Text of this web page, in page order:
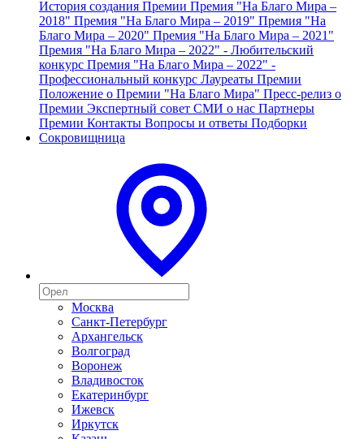
История создания Премии Премия "На Благо Мира –
2018" Премия "На Благо Мира – 2019" Премия "На
Благо Мира – 2020" Премия "На Благо Мира – 2021"
Премия "На Благо Мира – 2022" - Любительский
конкурс Премия "На Благо Мира – 2022" -
Профессиональный конкурс Лауреаты Премии
Положение о Премии "На Благо Мира" Пресс-релиз о
Премии Экспертный совет СМИ о нас Партнеры
Премии Контакты Вопросы и ответы Подборки
Сокровищница
Москва
Санкт-Петербург
Архангельск
Волгоград
Воронеж
Владивосток
Екатеринбург
Ижевск
Иркутск